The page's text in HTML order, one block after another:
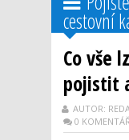
cestovní
Co vše
pojistit
AUTOR:
0